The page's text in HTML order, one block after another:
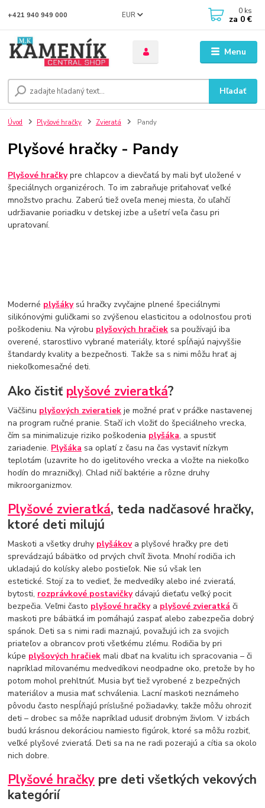
Menu
EUR
Hľadať
+421 940 949 000 0 ks
za 0 €
Úvod Plyšové hračky Zvieratá Pandy
Plyšové hračky - Pandy
Plyšové hračkypre chlapcov a dievčatá by mali byť uložené v
špeciálnych organizéroch. To im zabraňuje priťahovať veľké
množstvo prachu. Zaberú tiež oveľa menej miesta, čo uľahčí
udržiavanie poriadku v detskej izbe a ušetrí veľa času pri
upratovaní.
Moderné plyšákysú hračky zvyčajne plnené špeciálnymi
silikónovými guličkami so zvýšenou elasticitou a odolnosťou proti
poškodeniu. Na výrobu plyšových hračiek sa používajú iba
overené, starostlivo vybrané materiály, ktoré spĺňajú najvyššie
štandardy kvality a bezpečnosti. Takže sa s nimi môžu hrať aj
niekoľkomesačné deti.
Ako čistiť plyšové zvieratká?
Väčšinu plyšových zvieratiek je možné prať v práčke nastavenej
na program ručné pranie. Stačí ich vložiť do špeciálneho vrecka,
čím sa minimalizuje riziko poškodenia plyšáka, a spustiť
zariadenie. Plyšáka sa oplatí z času na čas vystaviť nízkym
teplotám (uzavrite ho do igelitového vrecka a vložte na niekoľko
hodín do mrazničky). Chlad ničí baktérie a rôzne druhy
mikroorganizmov.
Plyšové zvieratká, teda nadčasové hračky,
ktoré deti milujú
Maskoti a všetky druhy plyšákova plyšové hračky pre deti
sprevádzajú bábätko od prvých chvíľ života. Mnohí rodičia ich
ukladajú do kolísky alebo postieľok. Nie sú však len
estetické. Stojí za to vedieť, že medvedíky alebo iné zvieratá,
bytosti, rozprávkové postavičkydávajú dieťaťu veľký pocit
bezpečia. Veľmi často plyšové hračkya plyšové zvieratká či
maskoti pre bábätká im pomáhajú zaspať alebo zabezpečia dobrý
spánok. Deti sa s nimi radi maznajú, považujú ich za svojich
priateľov a obrancov proti všetkému zlému. Rodičia by pri
kúpe plyšových hračiek mali dbať na kvalitu ich spracovania – či
napríklad milovanému medvedíkovi neodpadne oko, pretože by ho
potom mohol prehltnúť. Musia byť tiež vyrobené z bezpečných
materiálov a musia mať schválenia. Lacní maskoti neznámeho
pôvodu často nespĺňajú príslušné požiadavky, takže môžu ohroziť
deti – drobec sa môže napríklad udusiť drobným živlom. V izbách
budú krásnou dekoráciou namiesto figúrok, ktoré sa môžu rozbiť,
veľké plyšové zvieratá. Deti sa na ne radi pozerajú a cítia sa okolo
nich dobre.
Plyšové hračky pre deti všetkých vekových
kategórií